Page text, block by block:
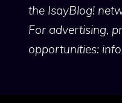
the IsayBlog!
For advertising,
opportunities: